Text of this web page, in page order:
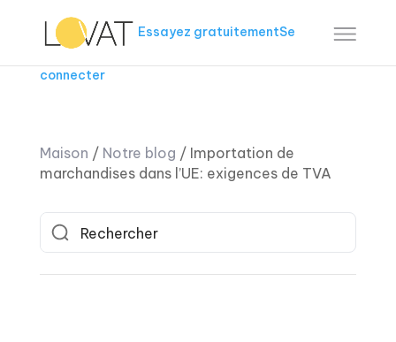
Essayez gratuitementSe
connecter
Maison / Notre blog / Importation de
marchandises dans l’UE: exigences de TVA